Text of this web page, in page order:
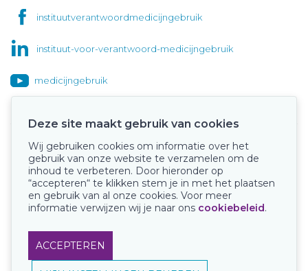
instituutverantwoordmedicijngebruik
instituut-voor-verantwoord-medicijngebruik
medicijngebruik
Onze keurmerken
Deze site maakt gebruik van cookies
Wij gebruiken cookies om informatie over het
gebruik van onze website te verzamelen om de
inhoud te verbeteren. Door hieronder op
“accepteren“ te klikken stem je in met het plaatsen
en gebruik van al onze cookies. Voor meer
informatie verwijzen wij je naar ons cookiebeleid.
ACCEPTEREN